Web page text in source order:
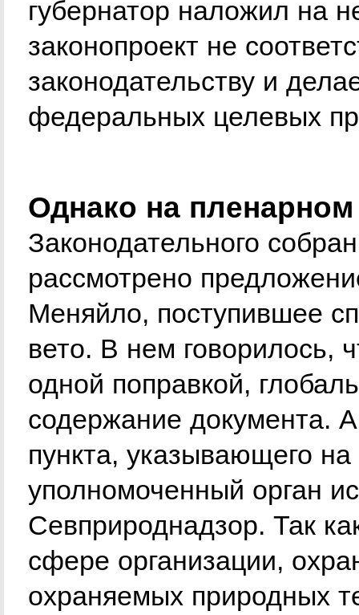
губернатор наложил на
законопроект не
законодательству и
федеральных целевых
Однако на пленарном
Законодательного
рассмотрено
Меняйло, поступившее
вето. В нем говорилось,
одной поправкой,
содержание документа.
пункта, указывающего
уполномоченный орган
Севприроднадзор. Так
сфере организации,
охраняемых природных